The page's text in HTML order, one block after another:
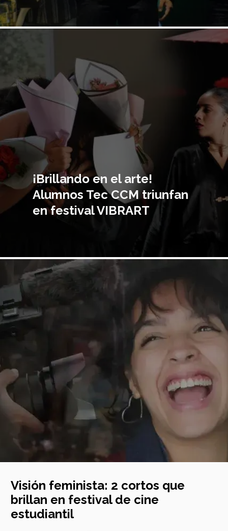
¡Brillando en el arte!
Alumnos Tec CCM triunfan
en festival VIBRART
Visión feminista: 2 cortos que
brillan en festival de cine
estudiantil